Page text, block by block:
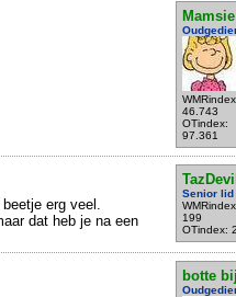
Mamsie
46.743
OTindex:
97.361
Senior lid
199
OTindex:
erg veel.
dat heb je na een
botte